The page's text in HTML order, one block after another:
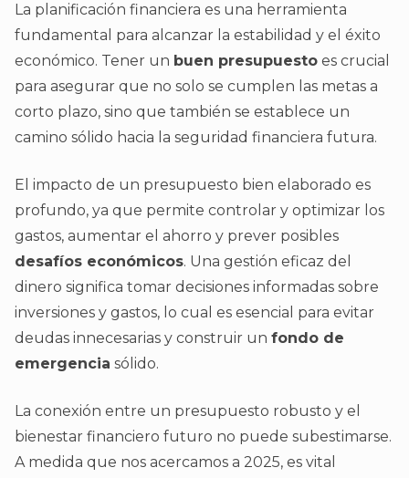
La planificación financiera es una herramienta
fundamental para alcanzar la estabilidad y el éxito
económico. Tener un buen presupuesto es crucial
para asegurar que no solo se cumplen las metas a
corto plazo, sino que también se establece un
camino sólido hacia la seguridad financiera futura.
El impacto de un presupuesto bien elaborado es
profundo, ya que permite controlar y optimizar los
gastos, aumentar el ahorro y prever posibles
desafíos económicos. Una gestión eficaz del
dinero significa tomar decisiones informadas sobre
inversiones y gastos, lo cual es esencial para evitar
deudas innecesarias y construir un fondo de
emergencia sólido.
La conexión entre un presupuesto robusto y el
bienestar financiero futuro no puede subestimarse.
A medida que nos acercamos a 2025, es vital